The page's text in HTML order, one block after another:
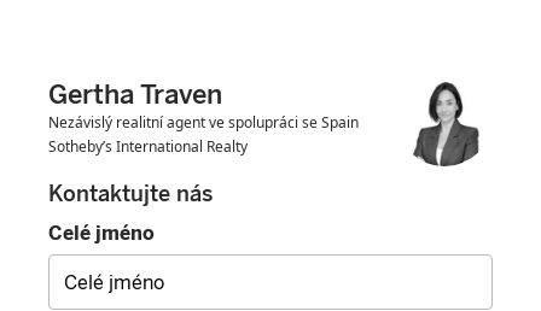
Gertha Traven
Nezávislý realitní agent ve spolupráci se Spain
Sotheby’s International Realty
Kontaktujte nás
Celé jméno